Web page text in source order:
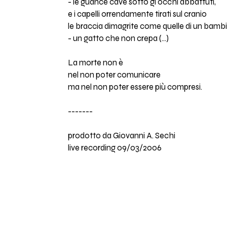
- le guance cave sotto gi occhi abbattuti,
e i capelli orrendamente tirati sul cranio
le braccia dimagrite come quelle di un
- un gatto che non crepa (…)
La morte non è
nel non poter comunicare
ma nel non poter essere più compresi.
-------
prodotto da Giovanni A. Sechi
live recording 09/03/2006